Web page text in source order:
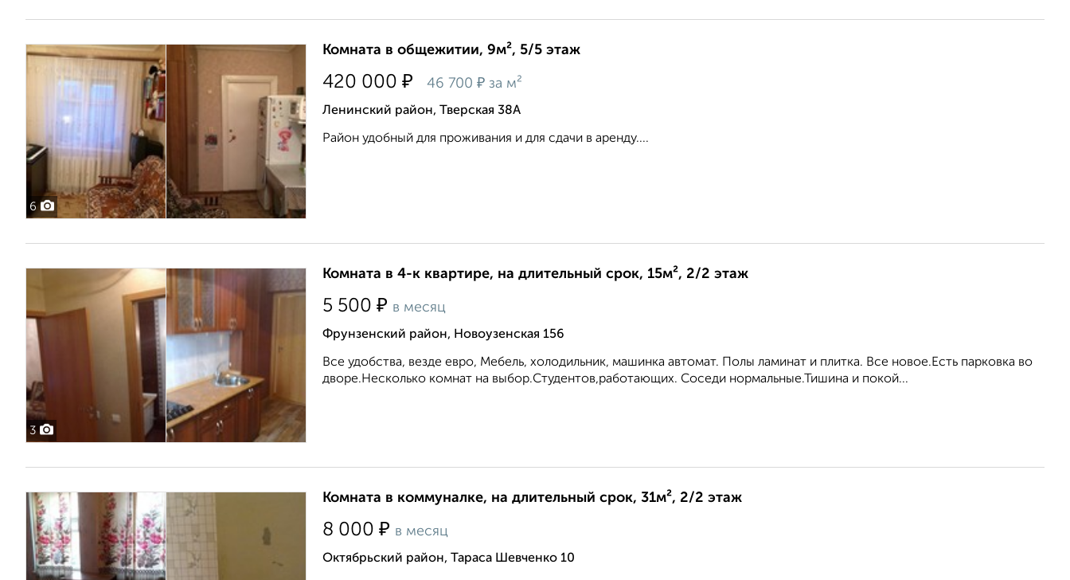
6
Комната в общежитии, 9м², 5/5 этаж
420 000 ₽ 46 700 ₽ за м²
Ленинский район, Тверская 38А
Район удобный для проживания и для сдачи в аренду....
3
Комната в 4-к квартире, на длительный срок, 15м², 2/2 этаж
5 500 ₽ в месяц
Фрунзенский район, Новоузенская 156
Все удобства, везде евро, Мебель, холодильник, машинка автомат. Полы ламинат и плитка. Все новое.Есть парковка во
дворе.Несколько комнат на выбор.Студентов,работающих. Соседи нормальные.Тишина и покой...
Комната в коммуналке, на длительный срок, 31м², 2/2 этаж
8 000 ₽ в месяц
Октябрьский район, Тараса Шевченко 10